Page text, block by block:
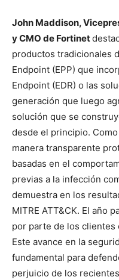
John Maddison,
y CMO de Fortinet
productos tradicionales
Endpoint (EPP) que
Endpoint (EDR) o las
generación que luego
solución que se
desde el principio.
manera transparente
basadas en el
previas a la infección
demuestra en los
MITRE ATT&CK. El año
por parte de los clientes
Este avance en la
fundamental para
perjuicio de los